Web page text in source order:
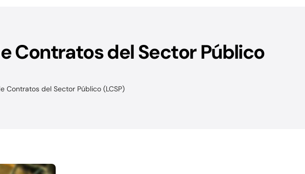
y autónomos
para pymes y autónomos.
Contratos del Sector Público
Contratos del Sector Público (LCSP)